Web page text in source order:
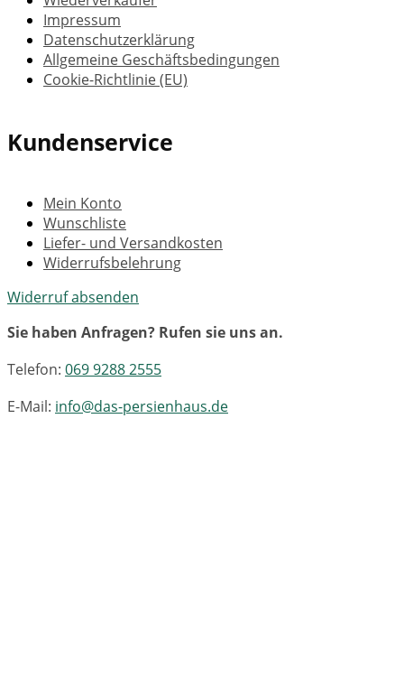
Impressum
Datenschutzerklärung
Allgemeine Geschäftsbedingungen
Cookie-Richtlinie (EU)
Kundenservice
Mein Konto
Wunschliste
Liefer- und Versandkosten
Widerrufsbelehrung
Widerruf absenden
Sie haben Anfragen? Rufen sie uns an.
Telefon: 069 9288 2555
E-Mail: info@das-persienhaus.de